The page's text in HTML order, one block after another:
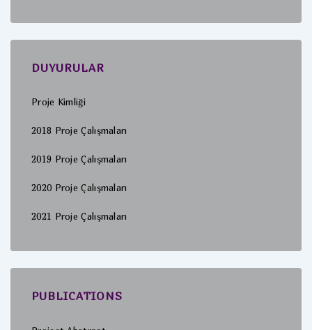
DUYURULAR
Proje Kimliği
2018 Proje Çalışmaları
2019 Proje Çalışmaları
2020 Proje Çalışmaları
2021 Proje Çalışmaları
PUBLICATIONS